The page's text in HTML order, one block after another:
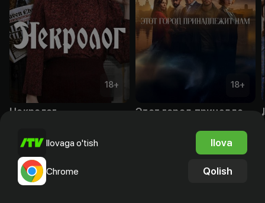
18+
Некролог
18+
Ilovaga o'tish Ilova
Chrome Qolish